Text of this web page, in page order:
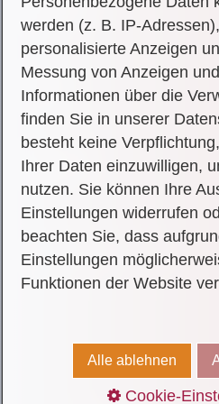
Region
FAQ
Kontakt
© 2026 Mike Schrade
werden (z. B. IP-
personalisierte Anzeigen
Messung von Anzeigen
Informationen über die
finden Sie in unserer
besteht keine
Ihrer Daten einzuwilligen,
nutzen. Sie können Ihre
Einstellungen widerrufen
beachten Sie, dass
Einstellungen
Funktionen der Website
Alle ablehnen
Cookie-